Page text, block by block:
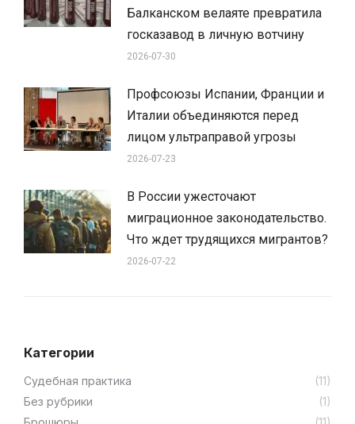
Балканском велаяте превратила
госказавод в личную вотчину
2026-07-30
Профсоюзы Испании, Франции и
Италии объединяются перед
лицом ультраправой угрозы
2026-07-23
В России ужесточают
миграционное законодательство.
Что ждет трудящихся мигрантов?
2026-07-22
Категории
Cудебная практика
(11)
Без рубрики
(1)